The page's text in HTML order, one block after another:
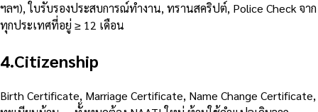
ฯลฯ), ใบรับรองประสบการณ์ทำงาน, ทรานสคริปต์, Police Check จาก
ทุกประเทศที่อยู่ ≥ 12 เดือน
4.Citizenship
Birth Certificate, Marriage Certificate, Name Change Certificate,